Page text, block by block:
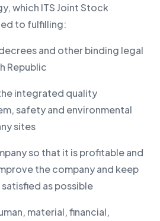
which ITS Joint Stock
to fulfilling:
and other binding legal
Republic
integrated quality
safety and environmental
sites
so that it is profitable and
the company and keep
as possible
material, financial,